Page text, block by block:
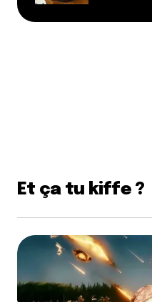
Et ça tu kiffe ?